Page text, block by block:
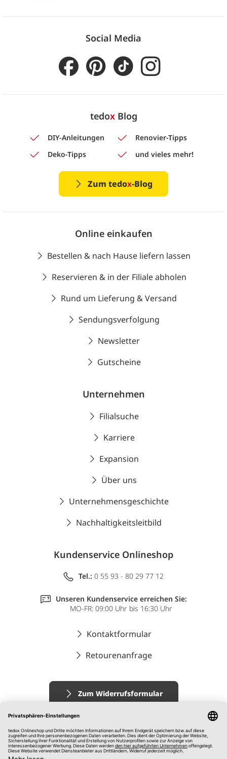
Social Media
tedoxBlog
DIY-Anleitungen
Renovier-Tipps
Deko-Tipps
und vieles mehr!
Zum tedox-Blog
Online einkaufen
Bestellen & nach Hause liefern lassen
Reservieren & in der Filiale abholen
Rund um Lieferung & Versand
Sendungsverfolgung
Newsletter
Gutscheine
Unternehmen
Filialsuche
Karriere
Expansion
Über uns
Unternehmensgeschichte
Nachhaltigkeitsleitbild
Kundenservice Onlineshop
Tel.: 0 55 93 - 80 29 77 12
Unseren Kundenservice erreichen Sie:
MO-FR: 09:00 Uhr bis 16:30 Uhr
Kontaktformular
Retourenanfrage
Zum Widerrufsformular
Impressum
AGB